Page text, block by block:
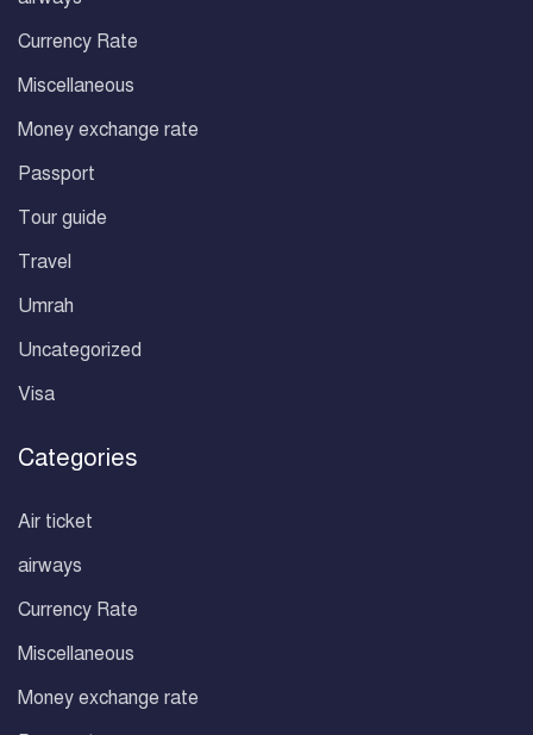
Currency Rate
Miscellaneous
Money exchange rate
Passport
Tour guide
Travel
Umrah
Uncategorized
Visa
Categories
Air ticket
airways
Currency Rate
Miscellaneous
Money exchange rate